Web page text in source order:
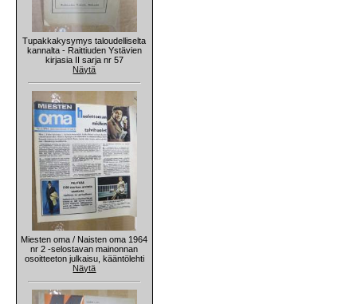
Tupakkakysymys taloudelliselta
kannalta - Raittiuden Ystävien
kirjasia II sarja nr 57
Näytä
Miesten oma / Naisten oma 1964
nr 2 -selostavan mainonnan
osoitteeton julkaisu, kääntölehti
Näytä